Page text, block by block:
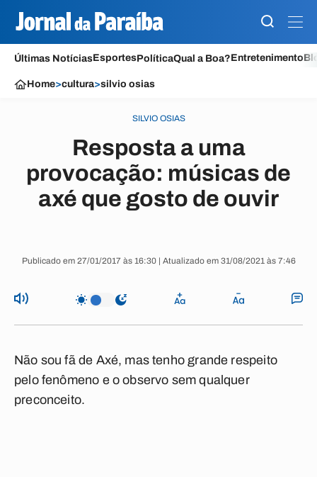
Últimas NotíciasEsportesPolíticaQual a Boa?Entretenimento
Home>cultura>silvio osias
SILVIO OSIAS
Resposta a uma
provocação: músicas de
axé que gosto de ouvir
Publicado em 27/01/2017 às 16:30 | Atualizado em 31/08/2021 às 7:46
Não sou fã de Axé, mas tenho grande respeito
pelo fenômeno e o observo sem qualquer
preconceito.